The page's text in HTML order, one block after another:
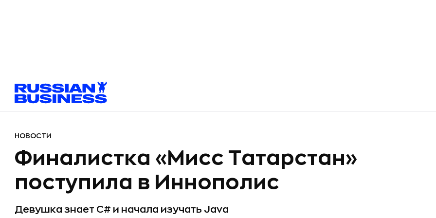
НОВОСТИ
Финалистка «Мисс Татарстан»
поступила в Иннополис
Девушка знает С# и начала изучать Java